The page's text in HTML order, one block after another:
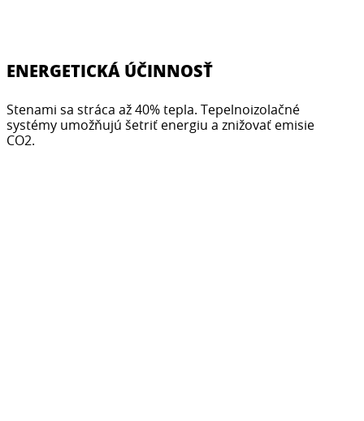
ENERGETICKÁ ÚČINNOSŤ
Stenami sa stráca až 40% tepla. Tepelnoizolačné
systémy umožňujú šetriť energiu a znižovať emisie
CO2.